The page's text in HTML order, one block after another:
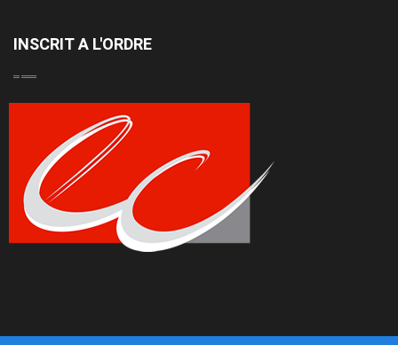
INSCRIT A L'ORDRE